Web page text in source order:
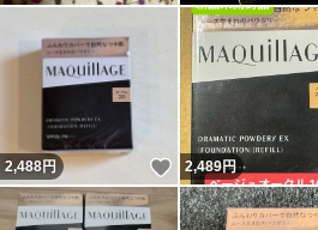
2,488円 いいね！
2,489円